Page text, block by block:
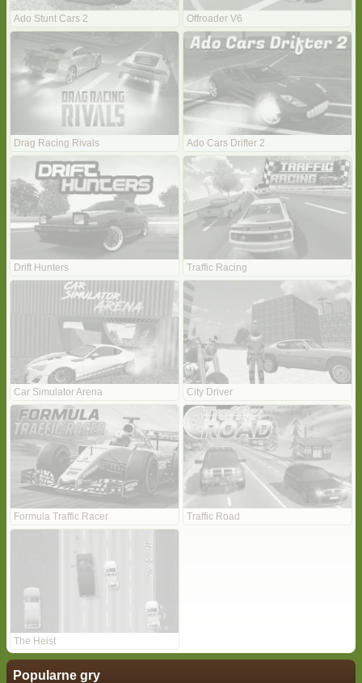
Ado Stunt Cars 2 Offroader V6
Drag Racing Rivals Ado Cars Drifter 2
Drift Hunters Traffic Racing
Car Simulator Arena City Driver
Formula Traffic Racer Traffic Road
The Heist
Popularne gry